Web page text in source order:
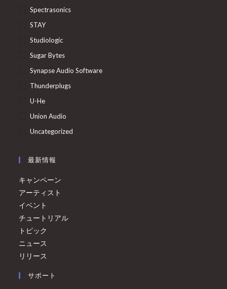
Spectrasonics
STAY
Studiologic
Sugar Bytes
Synapse Audio Software
Thunderplugs
U-He
Union Audio
Uncategorized
最新情報
キャンペーン
アーティスト
イベント
チュートリアル
トピック
ニュース
リリース
サポート